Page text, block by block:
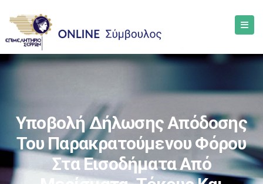
Υποβολή Δήλωσης Απόδοσης
Του Παρακρατούμενου Φόρου
Στα Εισοδήματα Από